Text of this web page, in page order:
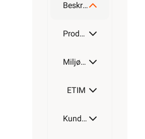
Beskrivelse
Produktdetaljer
Miljøparametere
ETIM
Kundeomtale